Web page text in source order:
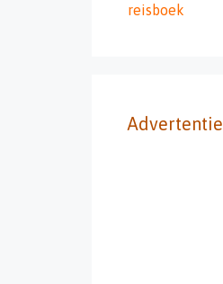
reisboek
Advertentie